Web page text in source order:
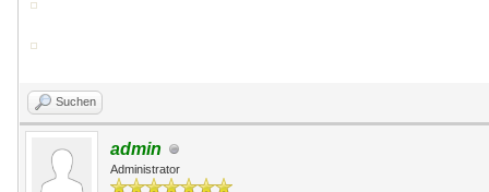
Suchen
admin
Administrator